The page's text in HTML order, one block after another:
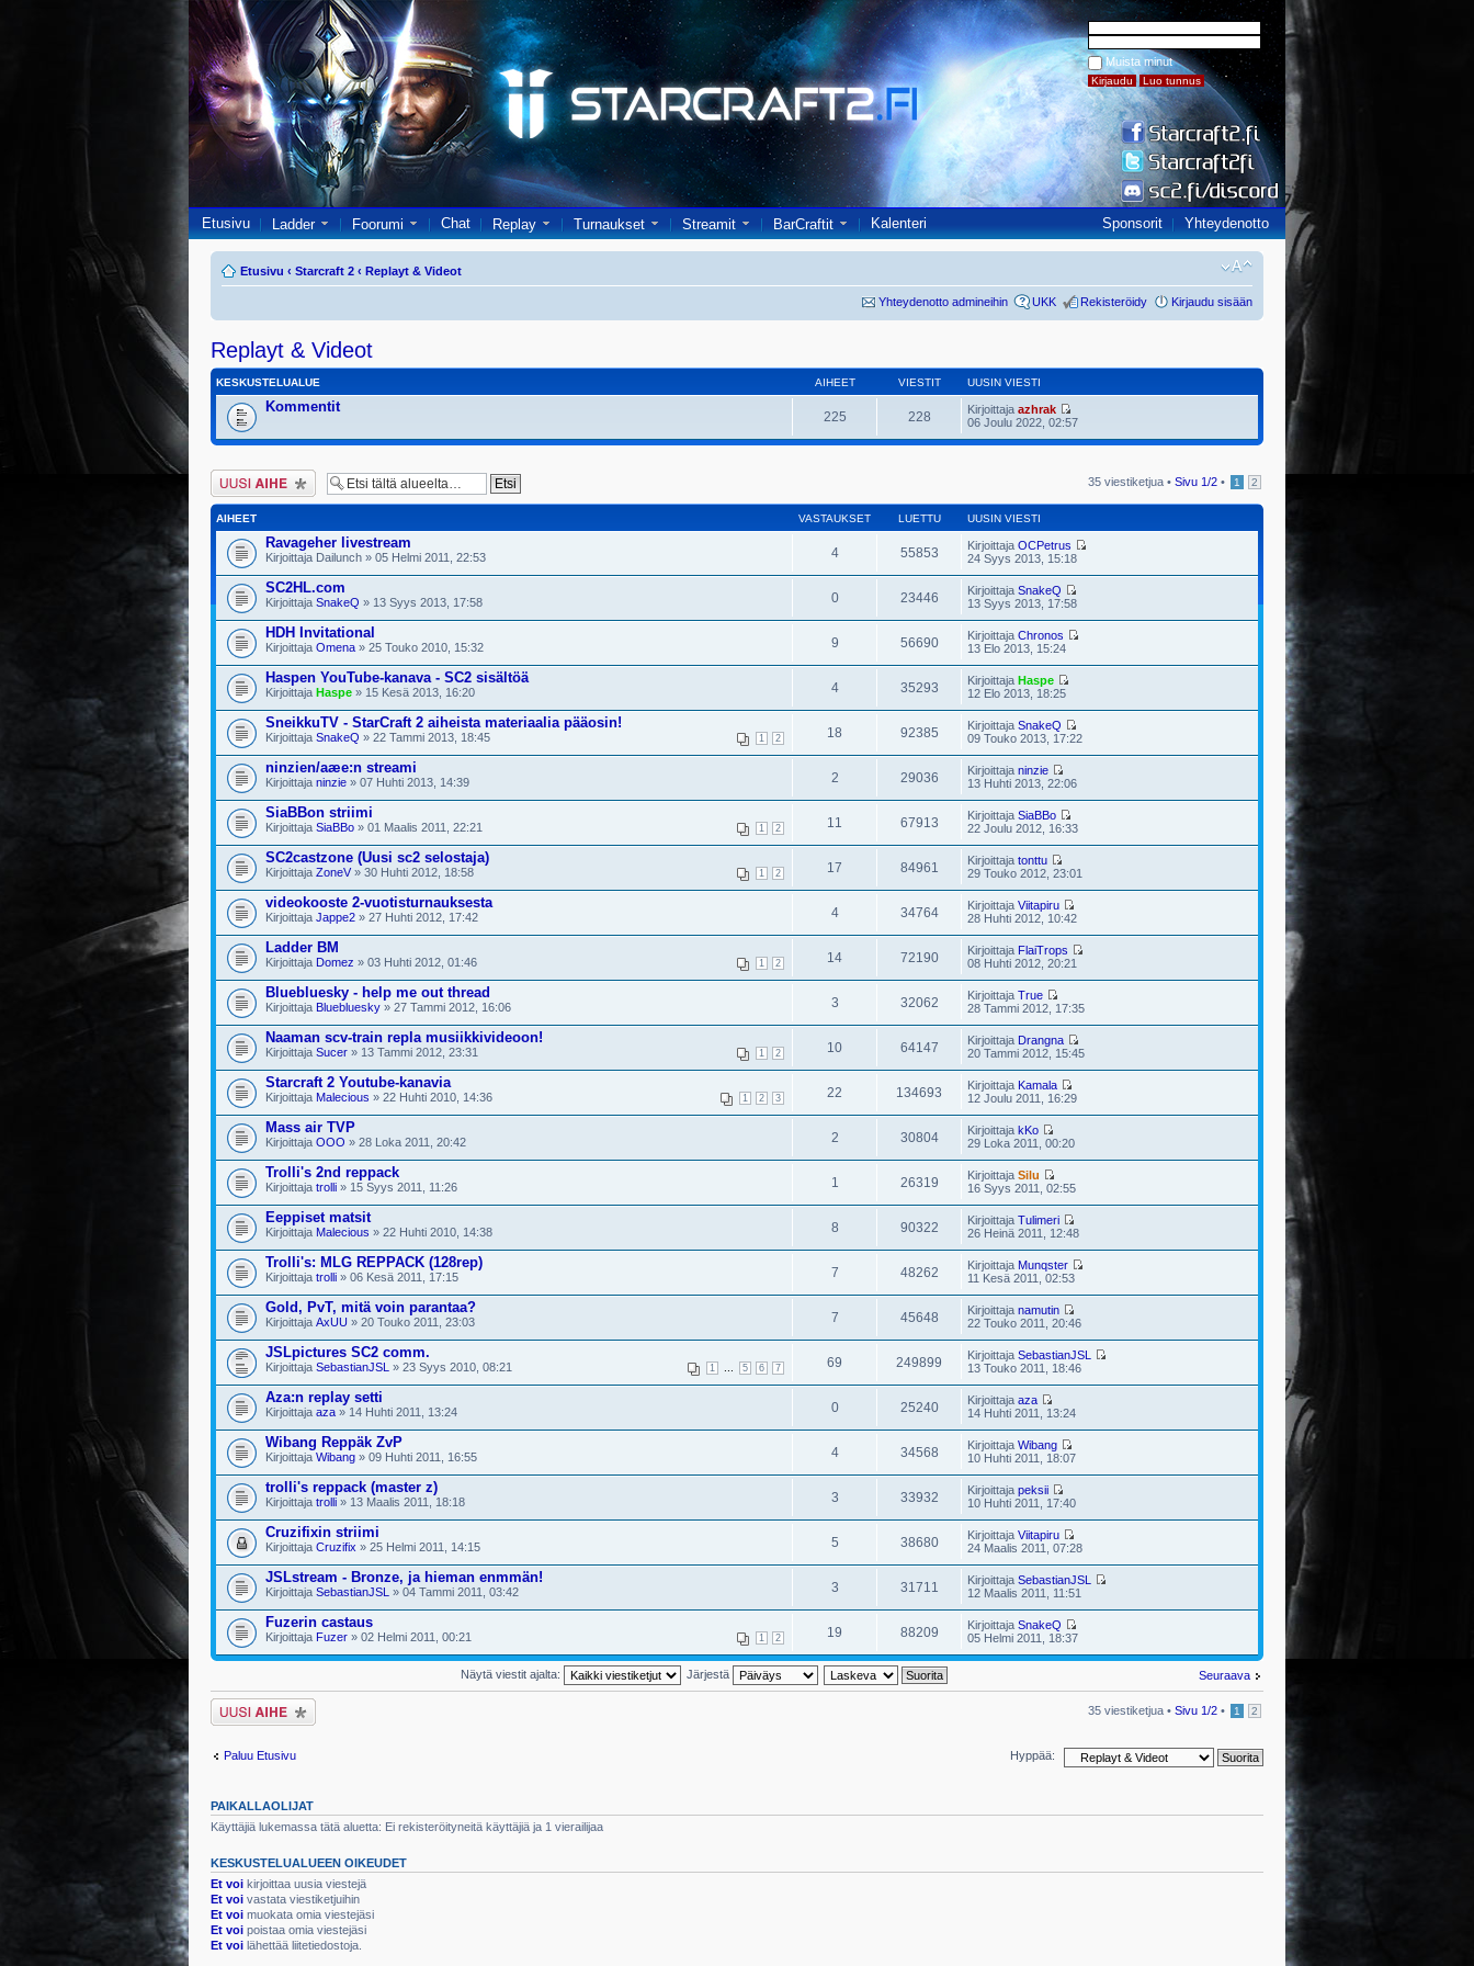
Muista minut
Etusivu Ladder Foorumi Chat Replay Turnaukset Streamit BarCraftit Kalenteri Sponsorit Yhteydenotto
Etusivu ‹ Starcraft 2 ‹ Replayt & Videot
Yhteydenotto admineihin UKK Rekisteröidy Kirjaudu sisään
Replayt & Videot
KESKUSTELUALUE AIHEET VIESTIT UUSIN VIESTI
Kommentit
225 228 Kirjoittaja azhrak
06 Joulu 2022, 02:57
Lähetä uusi viesti 35 viestiketjua • Sivu 1/2 • 1 2
AIHEET VASTAUKSET LUETTU UUSIN VIESTI
Ravageher livestream
Kirjoittaja Dailunch » 05 Helmi 2011, 22:53 4 55853 Kirjoittaja OCPetrus
24 Syys 2013, 15:18
SC2HL.com
Kirjoittaja SnakeQ » 13 Syys 2013, 17:58 0 23446 Kirjoittaja SnakeQ
13 Syys 2013, 17:58
HDH Invitational
Kirjoittaja Omena » 25 Touko 2010, 15:32 9 56690 Kirjoittaja Chronos
13 Elo 2013, 15:24
Haspen YouTube-kanava - SC2 sisältöä
Kirjoittaja Haspe » 15 Kesä 2013, 16:20 4 35293 Kirjoittaja Haspe
12 Elo 2013, 18:25
SneikkuTV - StarCraft 2 aiheista materiaalia pääosin!
1 2
Kirjoittaja SnakeQ » 22 Tammi 2013, 18:45 18 92385 Kirjoittaja SnakeQ
09 Touko 2013, 17:22
ninzien/aæe:n streami
Kirjoittaja ninzie » 07 Huhti 2013, 14:39 2 29036 Kirjoittaja ninzie
13 Huhti 2013, 22:06
SiaBBon striimi
1 2
Kirjoittaja SiaBBo » 01 Maalis 2011, 22:21 11 67913 Kirjoittaja SiaBBo
22 Joulu 2012, 16:33
SC2castzone (Uusi sc2 selostaja)
1 2
Kirjoittaja ZoneV» 30 Huhti 2012, 18:58 17 84961 Kirjoittaja tonttu
29 Touko 2012, 23:01
videokooste 2-vuotisturnauksesta
Kirjoittaja Jappe2 » 27 Huhti 2012, 17:42 4 34764 Kirjoittaja Viitapiru
28 Huhti 2012, 10:42
Ladder BM
1 2
Kirjoittaja Domez » 03 Huhti 2012, 01:46 14 72190 Kirjoittaja FlaiTrops
08 Huhti 2012, 20:21
Bluebluesky - help me out thread
Kirjoittaja Bluebluesky » 27 Tammi 2012, 16:06 3 32062 Kirjoittaja True
28 Tammi 2012, 17:35
Naaman scv-train repla musiikkivideoon!
1 2
Kirjoittaja Sucer » 13 Tammi 2012, 23:31 10 64147 Kirjoittaja Drangna
20 Tammi 2012, 15:45
Starcraft 2 Youtube-kanavia
1 2 3
Kirjoittaja Malecious » 22 Huhti 2010, 14:36 22 134693 Kirjoittaja Kamala
12 Joulu 2011, 16:29
Mass air TVP
Kirjoittaja OOO » 28 Loka 2011, 20:42 2 30804 Kirjoittaja kKo
29 Loka 2011, 00:20
Trolli's 2nd reppack
Kirjoittaja trolli » 15 Syys 2011, 11:26 1 26319 Kirjoittaja Silu
16 Syys 2011, 02:55
Eeppiset matsit
Kirjoittaja Malecious » 22 Huhti 2010, 14:38 8 90322 Kirjoittaja Tulimeri
26 Heinä 2011, 12:48
Trolli's: MLG REPPACK (128rep)
Kirjoittaja trolli » 06 Kesä 2011, 17:15 7 48262 Kirjoittaja Munqster
11 Kesä 2011, 02:53
Gold, PvT, mitä voin parantaa?
Kirjoittaja AxUU » 20 Touko 2011, 23:03 7 45648 Kirjoittaja namutin
22 Touko 2011, 20:46
JSLpictures SC2 comm.
1 5 6 7
Kirjoittaja SebastianJSL » 23 Syys 2010, 08:21 69 249899 Kirjoittaja SebastianJSL
13 Touko 2011, 18:46
Aza:n replay setti
Kirjoittaja aza » 14 Huhti 2011, 13:24 0 25240 Kirjoittaja aza
14 Huhti 2011, 13:24
Wibang Reppäk ZvP
Kirjoittaja Wibang » 09 Huhti 2011, 16:55 4 34568 Kirjoittaja Wibang
10 Huhti 2011, 18:07
trolli's reppack (master z)
Kirjoittaja trolli » 13 Maalis 2011, 18:18 3 33932 Kirjoittaja peksii
10 Huhti 2011, 17:40
Cruzifixin striimi
Kirjoittaja Cruzifix » 25 Helmi 2011, 14:15 5 38680 Kirjoittaja Viitapiru
24 Maalis 2011, 07:28
JSLstream - Bronze, ja hieman enmmän!
Kirjoittaja SebastianJSL » 04 Tammi 2011, 03:42 3 31711 Kirjoittaja SebastianJSL
12 Maalis 2011, 11:51
Fuzerin castaus
1 2
Kirjoittaja Fuzer » 02 Helmi 2011, 00:21 19 88209 Kirjoittaja SnakeQ
05 Helmi 2011, 18:37
Seuraava
Näytä viestit ajalta: Järjestä
Lähetä uusi viesti 35 viestiketjua • Sivu 1/2 • 1 2
Paluu Etusivu Hyppää:
PAIKALLAOLIJAT
Käyttäjiä lukemassa tätä aluetta: Ei rekisteröityneitä käyttäjiä ja 1 vierailijaa
KESKUSTELUALUEEN OIKEUDET
Et voi kirjoittaa uusia viestejä
Et voi vastata viestiketjuihin
Et voi muokata omia viestejäsi
Et voi poistaa omia viestejäsi
Et voi lähettää liitetiedostoja.